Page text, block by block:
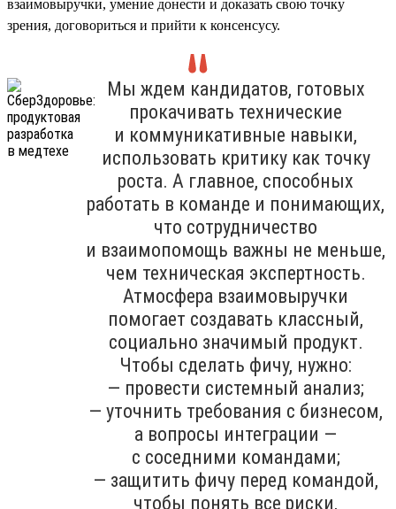
взаимовыручки, умение донести и доказать свою точку
зрения, договориться и прийти к консенсусу.
Мы ждем кандидатов, готовых
прокачивать технические
и коммуникативные навыки,
использовать критику как точку
роста. А главное, способных
работать в команде и понимающих,
что сотрудничество
и взаимопомощь важны не меньше,
чем техническая экспертность.
Атмосфера взаимовыручки
помогает создавать классный,
социально значимый продукт.
Чтобы сделать фичу, нужно:
— провести системный анализ;
— уточнить требования с бизнесом,
а вопросы интеграции —
с соседними командами;
— защитить фичу перед командой,
чтобы понять все риски,